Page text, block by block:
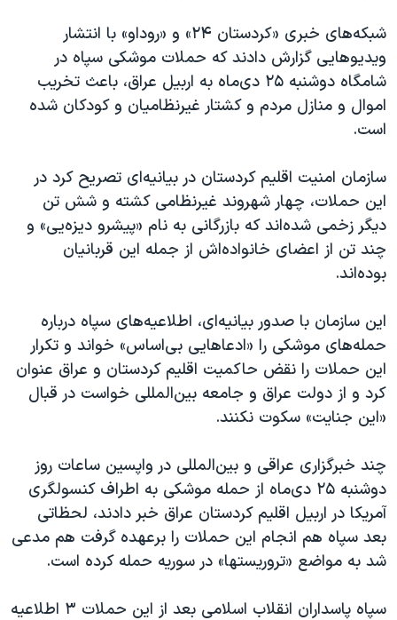
شبکه‌‌های خبری «کردستان ۲۴» و «روداو» با انتشار
ویدیوهایی گزارش دادند که حملات موشکی سپاه در
شامگاه دوشنبه ۲۵ دی‌ماه به اربیل عراق، باعث تخریب
اموال و منازل مردم و کشتار غیرنظامیان و کودکان شده
است.
سازمان امنیت اقلیم کردستان در بیانیه‌ای تصریح کرد در
این حملات، چهار شهروند غیرنظامی کشته و شش تن
دیگر زخمی شدەاند که بازرگانی به نام «پیشرو دیزه‌یی» و
چند تن از اعضای خانواده‌اش از جمله این قربانیان
بوده‌اند.
این سازمان با صدور بیانیه‌ای، اطلاعیه‌های سپاه درباره
حمله‌های موشکی را «ادعاهایی بی‌اساس» خواند و تکرار
این حملات را نقض حاکمیت اقلیم کردستان و عراق عنوان
کرد و از دولت عراق و جامعه بین‌المللی خواست در قبال
«این جنایت» سکوت نکنند.
چند خبرگزاری‌ عراقی و بین‌المللی در واپسین ساعات روز
دوشنبه ۲۵ دی‌ماه از حمله موشکی به اطراف کنسولگری
آمریکا در اربیل اقلیم کردستان عراق خبر دادند، لحظاتی
بعد سپاه هم انجام این حملات را برعهده گرفت هم مدعی
شد به مواضع «تروریستها» در سوریه حمله کرده است.
سپاه پاسداران انقلاب اسلامی بعد از این حملات ۳ اطلاعیه